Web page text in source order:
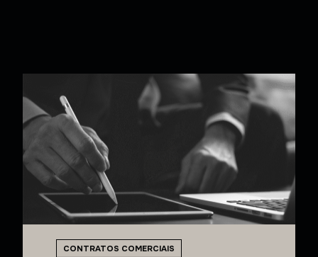
CONTRATOS COMERCIAIS